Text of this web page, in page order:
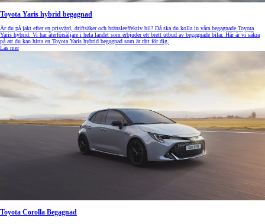
Toyota Yaris hybrid begagnad
Är du på jakt efter en prisvärd, driftsäker och bränsleeffektiv bil? Då ska du kolla in våra begagnade Toyota
Yaris hybrid. Vi har återförsäljare i hela landet som erbjuder ett brett utbud av begagnade bilar. Här är vi säkra
på att du kan hitta en Toyota Yaris hybrid begagnad som är rätt för dig.
Läs mer
Toyota Corolla Begagnad